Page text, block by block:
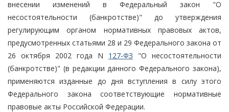
внесении изменений в Федеральный закон "О
несостоятельности (банкротстве)" до утверждения
регулирующим органом нормативных правовых актов,
предусмотренных статьями 28 и 29 Федерального закона от
26 октября 2002 года N 127-ФЗ "О несостоятельности
(банкротстве)" (в редакции данного Федерального закона),
применяются изданные до дня вступления в силу этого
Федерального закона соответствующие нормативные
правовые акты Российской Федерации.